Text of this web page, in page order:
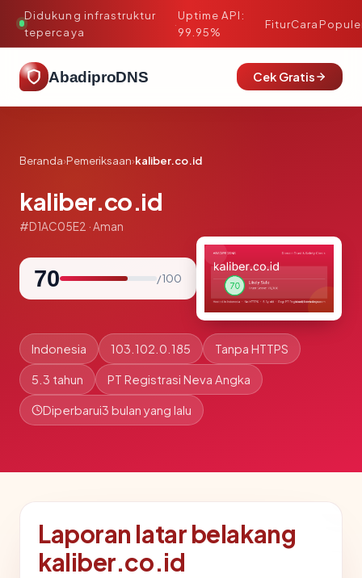
Didukung infrastruktur
tepercaya
·
Uptime API:
99.95%
FiturCara
AbadiproDNS Cek Gratis
Beranda›Pemeriksaan›kaliber.co.id
kaliber.co.id
#D1AC05E2 · Aman
70 / 100
Indonesia 103.102.0.185 Tanpa HTTPS
5.3 tahun PT Registrasi Neva Angka
Diperbarui3 bulan yang lalu
Laporan latar belakang
kaliber.co.id